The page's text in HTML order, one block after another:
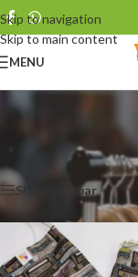
Skip to navigation
Skip to main content
MENU
斜背尿袋
Show sidebar